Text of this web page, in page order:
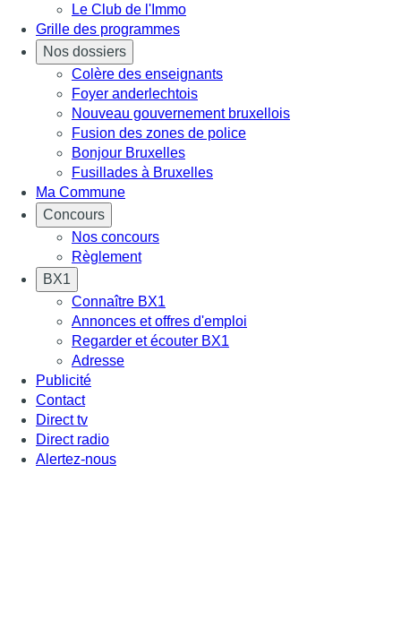
Le Club de l'Immo
Grille des programmes
Nos dossiers
Colère des enseignants
Foyer anderlechtois
Nouveau gouvernement bruxellois
Fusion des zones de police
Bonjour Bruxelles
Fusillades à Bruxelles
Ma Commune
Concours
Nos concours
Règlement
BX1
Connaître BX1
Annonces et offres d'emploi
Regarder et écouter BX1
Adresse
Publicité
Contact
Direct tv
Direct radio
Alertez-nous